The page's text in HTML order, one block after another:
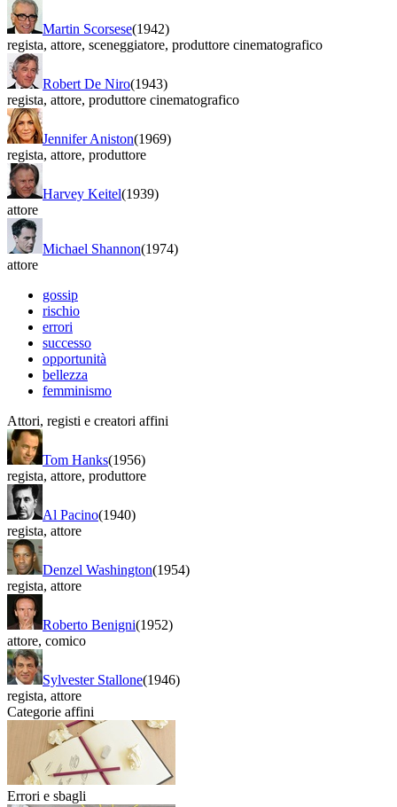
Martin Scorsese(1942)
regista, attore, sceneggiatore, produttore cinematografico
Robert De Niro(1943)
regista, attore, produttore cinematografico
Jennifer Aniston(1969)
regista, attore, produttore
Harvey Keitel(1939)
attore
Michael Shannon(1974)
attore
gossip
rischio
errori
successo
opportunità
bellezza
femminismo
Attori, registi e creatori affini
Tom Hanks(1956)
regista, attore, produttore
Al Pacino(1940)
regista, attore
Denzel Washington(1954)
regista, attore
Roberto Benigni(1952)
attore, comico
Sylvester Stallone(1946)
regista, attore
Categorie affini
Errori e sbagli